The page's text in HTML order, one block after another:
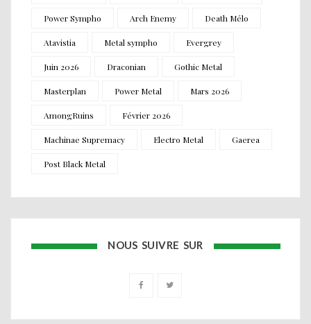
Power Sympho Arch Enemy Death Mélo
Atavistia Metal sympho Evergrey
Juin 2026 Draconian Gothic Metal
Masterplan Power Metal Mars 2026
AmongRuins Février 2026
Machinae Supremacy Electro Metal Gaerea
Post Black Metal
NOUS SUIVRE SUR